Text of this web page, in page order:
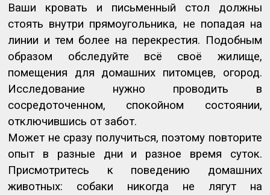
Ваши кровать и письменный стол должны
стоять внутри прямоугольника, не попадая на
линии и тем более на перекрестия. Подобным
образом обследуйте всё своё жилище,
помещения для домашних питомцев, огород.
Исследование нужно проводить в
сосредоточенном, спокойном состоянии,
отключившись от забот.
Может не сразу получиться, поэтому повторите
опыт в разные дни и разное время суток.
Присмотритесь к поведению домашних
животных: собаки никогда не лягут на